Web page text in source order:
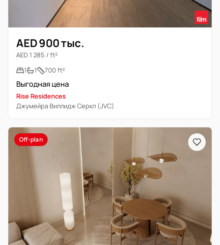
AED 900 тыс.
AED 1 285 / ft²
1
1 700 ft²
Выгодная цена
Rise Residences
Джумейра Виллидж Серкл (JVC)
Off-plan